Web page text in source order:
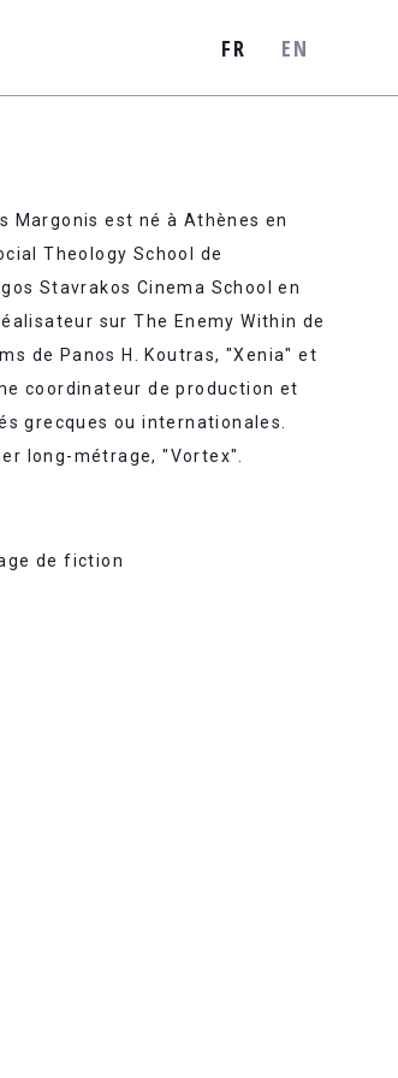
Margonis est né à Athènes en
Theology School de
Stavrakos Cinema School en
sur The Enemy Within de
de Panos H. Koutras, "Xenia" et
coordinateur de production et
grecques ou internationales.
long-métrage, "Vortex".
de fiction
FR EN